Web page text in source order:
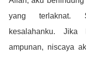
yang terlaknat.
kesalahanku. Jika
ampunan, niscaya